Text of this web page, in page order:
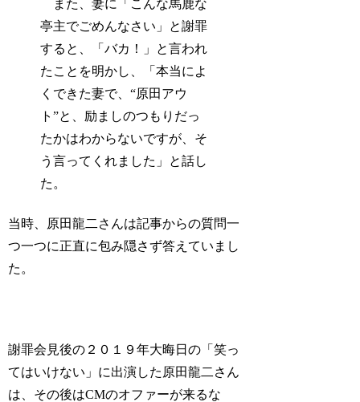
また、妻に「こんな馬鹿な
亭主でごめんなさい」と謝罪
すると、「バカ！」と言われ
たことを明かし、「本当によ
くできた妻で、“原田アウ
ト”と、励ましのつもりだっ
たかはわからないですが、そ
う言ってくれました」と話し
た。
当時、原田龍二さんは記事からの質問一
つ一つに正直に包み隠さず答えていまし
た。
謝罪会見後の２０１９年大晦日の「笑っ
てはいけない」に出演した原田龍二さん
は、その後はCMのオファーが来るな